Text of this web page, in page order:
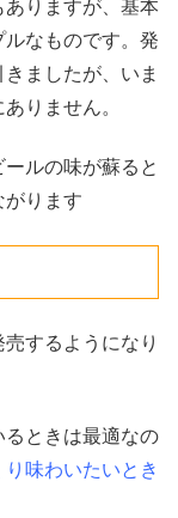
りますが、基本
なものです。発
ましたが、いま
りません。
ルの味が蘇ると
がります
するようになり
ときは最適なの
味わいたいとき